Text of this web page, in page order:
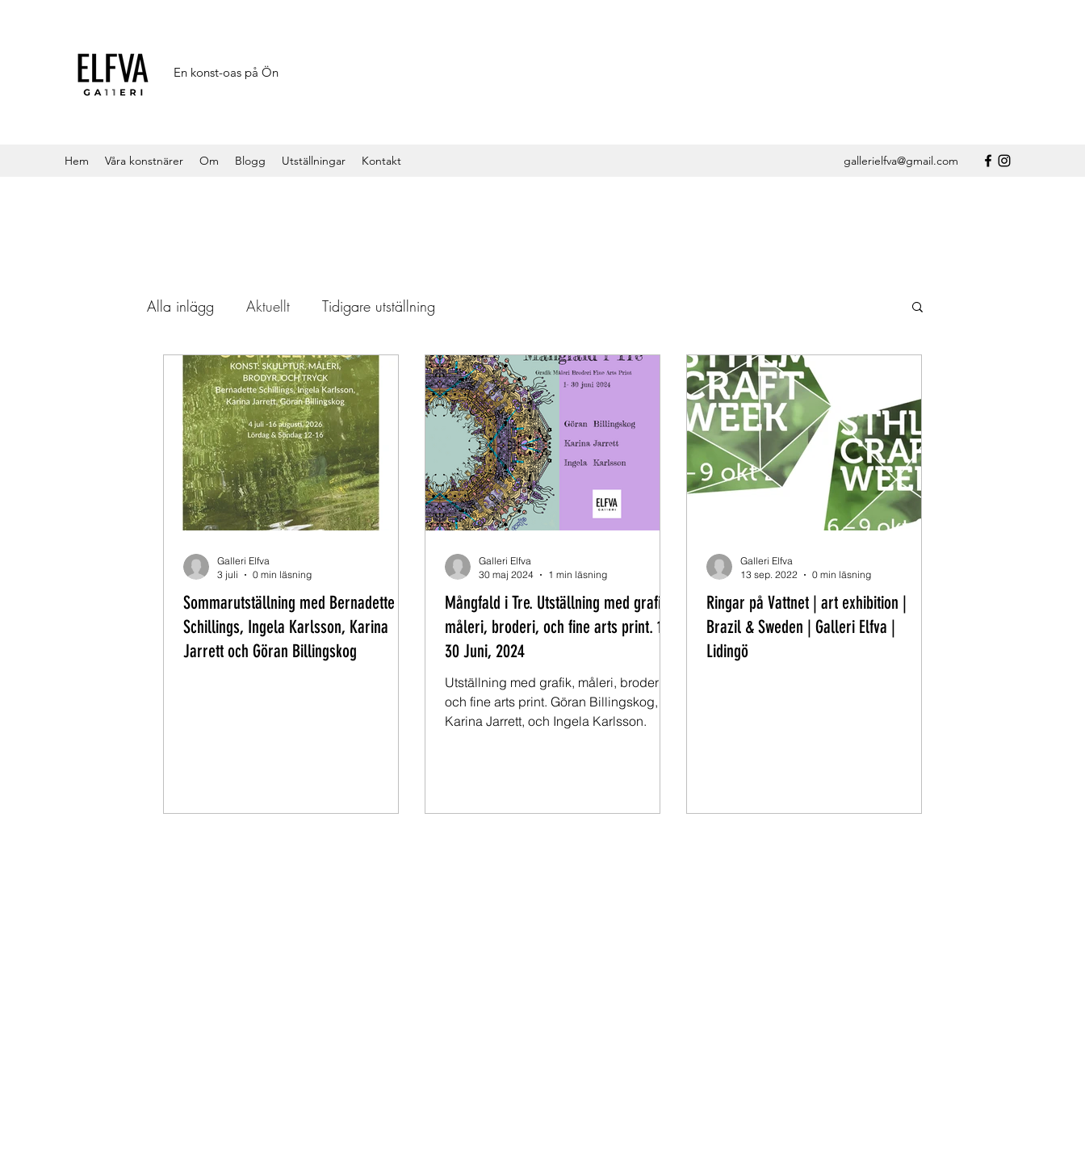
En konst-oas på Ön
Hem Våra konstnärer Om Blogg Utställningar Kontakt gallerielfva@gmail.com
Alla inlägg Aktuellt Tidigare utställning
Sommarutställning med Bernadette
Schillings, Ingela Karlsson, Karina
Jarrett och Göran Billingskog
Galleri Elfva
3 juli
0 min läsning
Mångfald i Tre. Utställning med grafik,
måleri, broderi, och fine arts print. 1-
30 Juni, 2024
Utställning med grafik, måleri, broderi,
och fine arts print. Göran Billingskog,
Karina Jarrett, och Ingela Karlsson.
Galleri Elfva
30 maj 2024
1 min läsning
Ringar på Vattnet | art exhibition |
Brazil & Sweden | Galleri Elfva |
Lidingö
Galleri Elfva
13 sep. 2022
0 min läsning